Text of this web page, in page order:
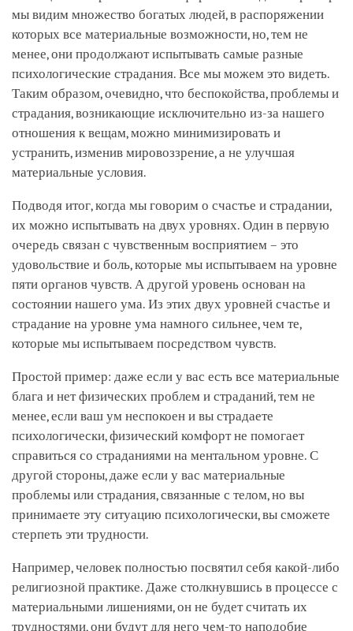
мы видим множество богатых людей, в распоряжении
которых все материальные возможности, но, тем не
менее, они продолжают испытывать самые разные
психологические страдания. Все мы можем это видеть.
Таким образом, очевидно, что беспокойства, проблемы и
страдания, возникающие исключительно из-за нашего
отношения к вещам, можно минимизировать и
устранить, изменив мировоззрение, а не улучшая
материальные условия.
Подводя итог, когда мы говорим о счастье и страдании,
их можно испытывать на двух уровнях. Один в первую
очередь связан с чувственным восприятием – это
удовольствие и боль, которые мы испытываем на уровне
пяти органов чувств. А другой уровень основан на
состоянии нашего ума. Из этих двух уровней счастье и
страдание на уровне ума намного сильнее, чем те,
которые мы испытываем посредством чувств.
Простой пример: даже если у вас есть все материальные
блага и нет физических проблем и страданий, тем не
менее, если ваш ум неспокоен и вы страдаете
психологически, физический комфорт не помогает
справиться со страданиями на ментальном уровне. С
другой стороны, даже если у вас материальные
проблемы или страдания, связанные с телом, но вы
принимаете эту ситуацию психологически, вы сможете
стерпеть эти трудности.
Например, человек полностью посвятил себя какой-либо
религиозной практике. Даже столкнувшись в процессе с
материальными лишениями, он не будет считать их
трудностями, они будут для него чем-то наподобие